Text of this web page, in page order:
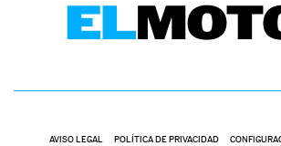
AVISO LEGAL POLÍTICA DE PRIVACIDAD